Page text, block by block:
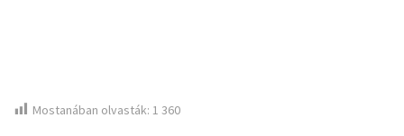
Mostanában olvasták: 1 360